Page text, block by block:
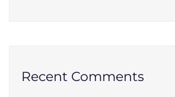
Recent Comments